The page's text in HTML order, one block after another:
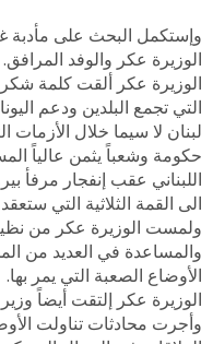
وإستكمل البحث على مأدبة
الوزيرة عكر والوفد المرافق.
الوزيرة عكر ألقت كلمة
التي تجمع البلدين ودعم
لبنان لا سيما خلال الأزمات
حكومة وشعباً يثمن عالياً
اللبناني عقب إنفجار مرفأ
الى القمة الثلاثية التي
ولمست الوزيرة عكر من
والمساعدة في العديد من
الأوضاع الصعبة التي يمر بها.
الوزيرة عكر إلتقت أيضاً
وأجرت محادثات تناولت